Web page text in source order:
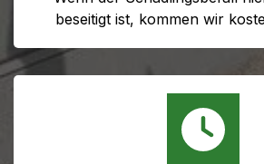
beseitigt ist, kommen wir